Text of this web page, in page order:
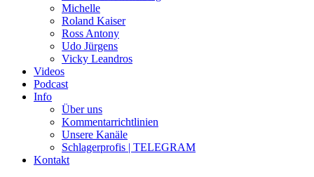
Michelle
Roland Kaiser
Ross Antony
Udo Jürgens
Vicky Leandros
Videos
Podcast
Info
Über uns
Kommentarrichtlinien
Unsere Kanäle
Schlagerprofis | TELEGRAM
Kontakt